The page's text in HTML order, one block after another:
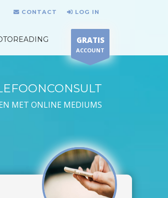
CONTACT LOG IN
GRATIS
ACCOUNT
MET ONLINE MEDIUMS